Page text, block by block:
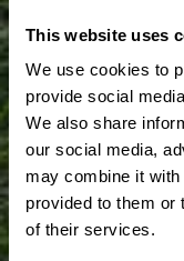
This website uses
We use cookies to
provide social
We also share
our social media,
may combine it with
provided to them or
of their services.